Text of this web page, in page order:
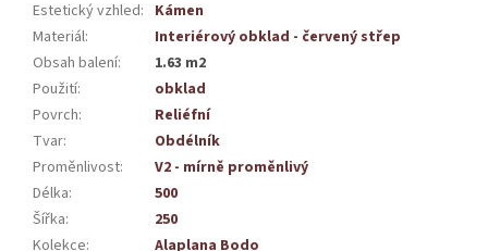
Estetický vzhled: Kámen
Materiál:
Interiérový obklad - červený střep
Obsah balení:
1.63 m2
Použití:
obklad
Povrch:
Reliéfní
Tvar:
Obdélník
Proměnlivost:
V2 - mírně proměnlivý
Délka:
500
Šířka:
250
Kolekce:
Alaplana Bodo